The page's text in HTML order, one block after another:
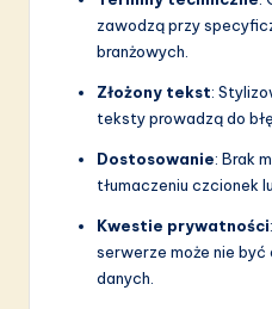
zawodzą przy
branżowych.
Złożony tekst:
teksty prowadzą do
Dostosowanie: Brak
tłumaczeniu czcionek
Kwestie prywatności
serwerze może nie
danych.